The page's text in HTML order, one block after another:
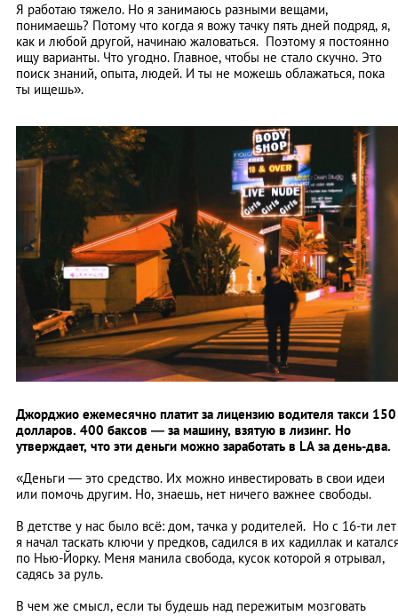
Я работаю тяжело. Но я занимаюсь разными вещами,
понимаешь? Потому что когда я вожу тачку пять дней подряд, я,
как и любой другой, начинаю жаловаться. Поэтому я постоянно
ищу варианты. Что угодно. Главное, чтобы не стало скучно. Это
поиск знаний, опыта, людей. И ты не можешь облажаться, пока
ты ищешь».
Джорджио ежемесячно платит за лицензию водителя такси 150
долларов. 400 баксов — за машину, взятую в лизинг. Но
утверждает, что эти деньги можно заработать в LA за день-два.
«Деньги — это средство. Их можно инвестировать в свои идеи
или помочь другим. Но, знаешь, нет ничего важнее свободы.
В детстве у нас было всё: дом, тачка у родителей. Но с 16-ти лет
я начал таскать ключи у предков, садился в их кадиллак и
по Нью-Йорку. Меня манила свобода, кусок которой я отрывал,
садясь за руль.
В чем же смысл, если ты будешь над пережитым мозговать